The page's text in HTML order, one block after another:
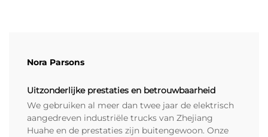
Nora Parsons
Uitzonderlijke prestaties en betrouwbaarheid
We gebruiken al meer dan twee jaar de elektrisch
aangedreven industriële trucks van Zhejiang
Huahe en de prestaties zijn buitengewoon. Onze